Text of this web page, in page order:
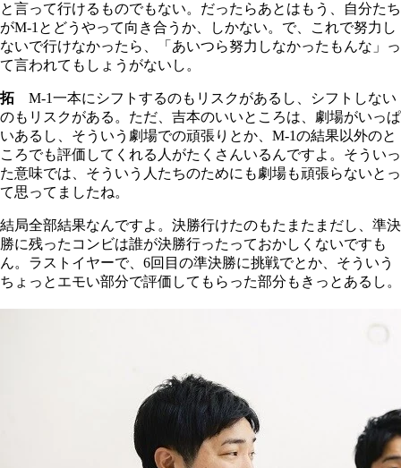
と言って行けるものでもない。だったらあとはもう、自分たち
がM-1とどうやって向き合うか、しかない。で、これで努力し
ないで行けなかったら、「あいつら努力しなかったもんな」っ
て言われてもしょうがないし。
拓 M-1一本にシフトするのもリスクがあるし、シフトしない
のもリスクがある。ただ、吉本のいいところは、劇場がいっぱ
いあるし、そういう劇場での頑張りとか、M-1の結果以外のと
ころでも評価してくれる人がたくさんいるんですよ。そういっ
た意味では、そういう人たちのためにも劇場も頑張らないとっ
て思ってましたね。
結局全部結果なんですよ。決勝行けたのもたまたまだし、準決
勝に残ったコンビは誰が決勝行ったっておかしくないですも
ん。ラストイヤーで、6回目の準決勝に挑戦でとか、そういう
ちょっとエモい部分で評価してもらった部分もきっとあるし。